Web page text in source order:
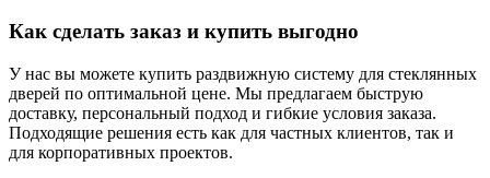
Как сделать заказ и купить выгодно
У нас вы можете купить раздвижную систему для стеклянных
дверей по оптимальной цене. Мы предлагаем быструю
доставку, персональный подход и гибкие условия заказа.
Подходящие решения есть как для частных клиентов, так и
для корпоративных проектов.